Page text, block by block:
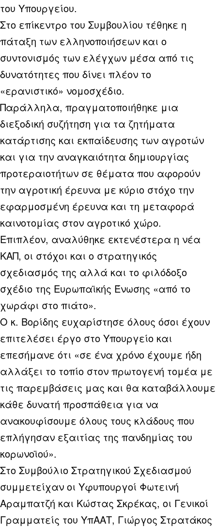
του Υπουργείου.
Στο επίκεντρο του Συμβουλίου τέθηκε η
πάταξη των ελληνοποιήσεων και ο
συντονισμός των ελέγχων μέσα από τις
δυνατότητες που δίνει πλέον το
«ερανιστικό» νομοσχέδιο.
Παράλληλα, πραγματοποιήθηκε μια
διεξοδική συζήτηση για τα ζητήματα
κατάρτισης και εκπαίδευσης των αγροτών
και για την αναγκαιότητα δημιουργίας
προτεραιοτήτων σε θέματα που αφορούν
την αγροτική έρευνα με κύριο στόχο την
εφαρμοσμένη έρευνα και τη μεταφορά
καινοτομίας στον αγροτικό χώρο.
Επιπλέον, αναλύθηκε εκτενέστερα η νέα
ΚΑΠ, οι στόχοι και ο στρατηγικός
σχεδιασμός της αλλά και το φιλόδοξο
σχέδιο της Ευρωπαϊκής Ένωσης «από το
χωράφι στο πιάτο».
Ο κ. Βορίδης ευχαρίστησε όλους όσοι έχουν
επιτελέσει έργο στο Υπουργείο και
επεσήμανε ότι «σε ένα χρόνο έχουμε ήδη
αλλάξει το τοπίο στον πρωτογενή τομέα με
τις παρεμβάσεις μας και θα καταβάλλουμε
κάθε δυνατή προσπάθεια για να
ανακουφίσουμε όλους τους κλάδους που
επλήγησαν εξαιτίας της πανδημίας του
κορωνοϊού».
Στο Συμβούλιο Στρατηγικού Σχεδιασμού
συμμετείχαν οι Υφυπουργοί Φωτεινή
Αραμπατζή και Κώστας Σκρέκας, οι Γενικοί
Γραμματείς του ΥπΑΑΤ, Γιώργος Στρατάκος